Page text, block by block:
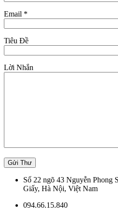
Email *
Tiêu Đề
Lời Nhắn
Số 22 ngõ 43 Nguyễn Phong
Giấy, Hà Nội, Việt Nam
094.66.15.840